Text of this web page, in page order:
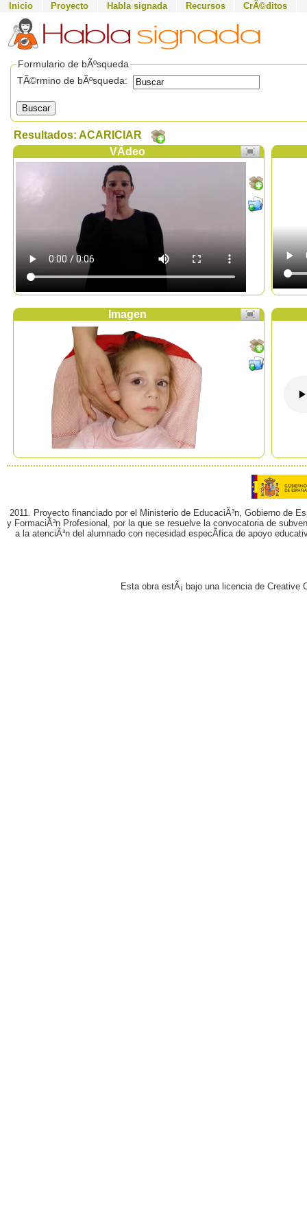
Inicio Proyecto Habla signada Recursos CrÃ©ditos
Formulario de bÃºsqueda
TÃ©rmino de bÃºsqueda:
Buscar
Resultados: ACARICIAR
VÃ­deo
Imagen
2011. Proyecto financiado por el Ministerio de EducaciÃ³n, Gobierno de
y FormaciÃ³n Profesional, por la que se resuelve la convocatoria de
a la atenciÃ³n del alumnado con necesidad especÃ­fica de apoyo
Esta obra estÃ¡ bajo una licencia de Creative